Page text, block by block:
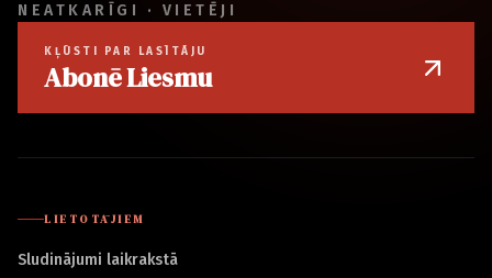
NEATKARĪGI · VIETĒJI
KĻŪSTI PAR LASĪTĀJU
Abonē Liesmu
LIETOTĀJIEM
Sludinājumi laikrakstā